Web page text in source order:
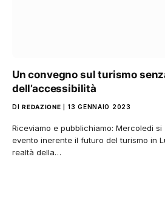
Un convegno sul turismo
dell’accessibilità
DI REDAZIONE 13 GENNAIO 2023
Riceviamo e pubblichiamo: Mercoledi si
evento inerente il futuro del turismo in
realtà della…